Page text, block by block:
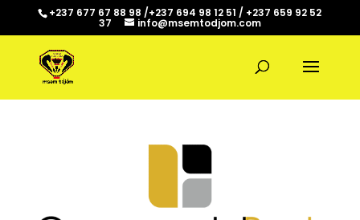
+237 677 67 88 98 /+237 694 98 12 51 / +237 659 92 52
37 info@msemtodjom.com